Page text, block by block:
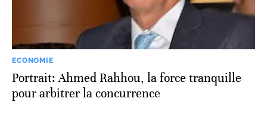
ECONOMIE
Portrait: Ahmed Rahhou, la force tranquille
pour arbitrer la concurrence